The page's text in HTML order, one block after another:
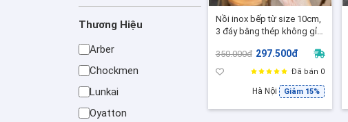
Thương Hiệu
Arber
Chockmen
Lunkai
Oyatton
Nồi inox bếp từ size 10cm,
3 đáy bằng thép không gỉ
350.000đ 297.500đ
Đã bán 0
Hà Nội Giảm 15%